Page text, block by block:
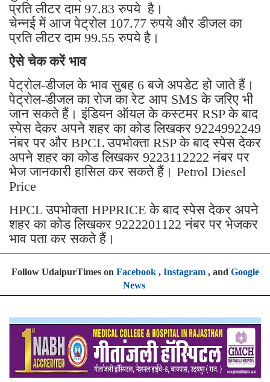
प्रति लीटर दाम 97.83 रुपये है।
चेन्नई में आज पेट्रोल 107.77 रुपये और डीजल का
प्रति लीटर दाम 99.55 रुपये है।
ऐसे चेक करें भाव
पेट्रोल-डीजल के भाव सुबह 6 बजे अपडेट हो जाते हैं।
पेट्रोल-डीजल का रोज का रेट आप SMS के जरिए भी
जान सकते हैं। इंडियन ऑयल के कस्टमर RSP के बाद
स्पेस देकर अपने शहर का कोड लिखकर 9224992249
नंबर पर और BPCL उपभोक्ता RSP के बाद स्पेस देकर
अपने शहर का कोड लिखकर 9223112222 नंबर पर
भेज जानकारी हासिल कर सकते हैं। Petrol Diesel
Price
HPCL उपभोक्ता HPPRICE के बाद स्पेस देकर अपने
शहर का कोड लिखकर 9222201122 नंबर पर भेजकर
भाव पता कर सकते हैं।
Follow UdaipurTimes on Facebook, Instagram, and Google
News